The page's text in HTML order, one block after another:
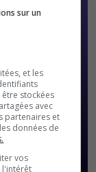
sur un
et les
stockées
avec
partenaires et
données de
vos
l'intérêt